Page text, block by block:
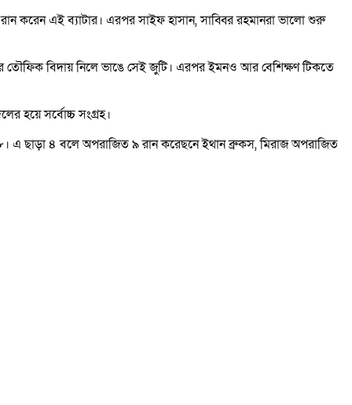
করেন এই ব্যাটার। এরপর সাইফ হাসান, সাব্বির রহমানরা ভালো শুরু
বিদায় নিলে ভাঙে সেই জুটি। এরপর ইমনও আর বেশিক্ষণ টিকতে
হয়ে সর্বোচ্চ সংগ্রহ।
ছাড়া ৪ বলে অপরাজিত ৯ রান করেছনে ইথান ব্রুকস, মিরাজ অপরাজিত